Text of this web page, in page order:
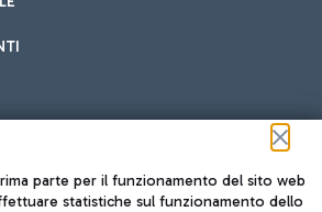
parte per il funzionamento del sito web
statistiche sul funzionamento dello